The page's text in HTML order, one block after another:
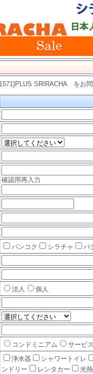
SRIRACHA をお
確認用再入力
バンコク シラチャ パ
法人
個人
コンドミニアム サービ
浄水器 シャワートイレ
ンドリー
レンタカー 光